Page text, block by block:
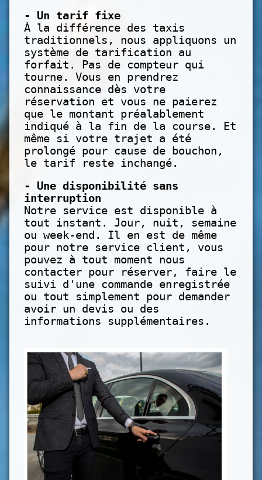
- Un tarif fixe
À la différence des taxis
traditionnels, nous appliquons un
système de tarification au
forfait. Pas de compteur qui
tourne. Vous en prendrez
connaissance dès votre
réservation et vous ne paierez
que le montant préalablement
indiqué à la fin de la course. Et
même si votre trajet a été
prolongé pour cause de bouchon,
le tarif reste inchangé.
- Une disponibilité sans
interruption
Notre service est disponible à
tout instant. Jour, nuit, semaine
ou week-end. Il en est de même
pour notre service client, vous
pouvez à tout moment nous
contacter pour réserver, faire le
suivi d'une commande enregistrée
ou tout simplement pour demander
avoir un devis ou des
informations supplémentaires.